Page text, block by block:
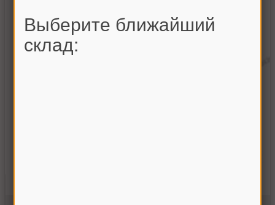
Выберите ближайший
склад: